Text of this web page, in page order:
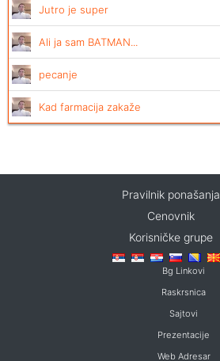
Jutro je super
Ali ja sam BATMAN...
pecanje
Kad farmacija zakaže
Pravilnik ponašanja
Cenovnik
Korisničke grupe
Bg Linkovi
Raskrsnica
Sajtovi
Prezentacije
Web Adresar